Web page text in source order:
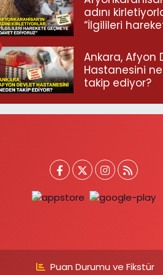
adını
“İlgilileri
ediyoruz”
Ankara, Afyon
Hastanesini
takip ediyor?
Puan Durumu ve Fikstür